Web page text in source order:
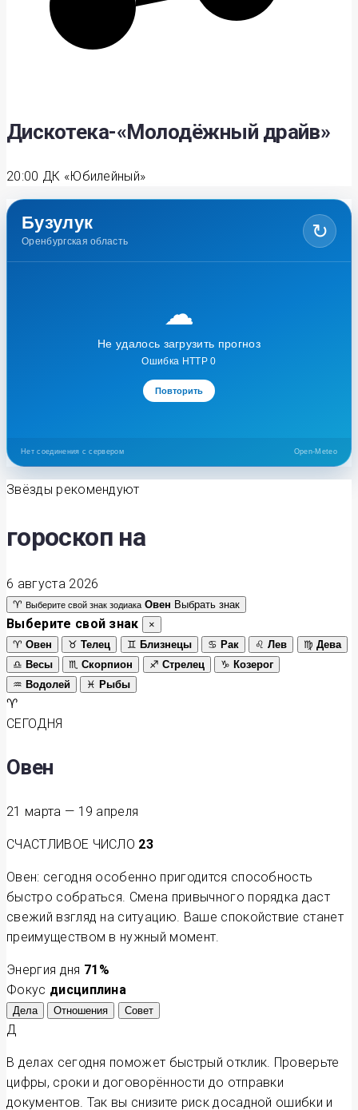
Дискотека-«Молодёжный драйв»
20:00 ДК «Юбилейный»
Бузулук
Оренбургская область ↻
☁
Не удалось загрузить прогноз
Ошибка HTTP 0
Повторить
Нет соединения с сервером Open-Meteo
Звёзды рекомендуют
гороскоп на
6 августа 2026
♈ Выберите свой знак зодиака Овен Выбрать знак
Выберите свой знак
×
♈ Овен ♉ Телец ♊ Близнецы ♋ Рак ♌ Лев ♍ Дева
♎ Весы ♏ Скорпион ♐ Стрелец ♑ Козерог
♒ Водолей ♓ Рыбы
♈
СЕГОДНЯ
Овен
21 марта — 19 апреля
СЧАСТЛИВОЕ ЧИСЛО 23
Овен: сегодня особенно пригодится способность
быстро собраться. Смена привычного порядка даст
свежий взгляд на ситуацию. Ваше спокойствие станет
преимуществом в нужный момент.
Энергия дня 71 %
Фокус дисциплина
Дела Отношения Совет
Д
В делах сегодня поможет быстрый отклик. Проверьте
цифры, сроки и договорённости до отправки
документов. Так вы снизите риск досадной ошибки и